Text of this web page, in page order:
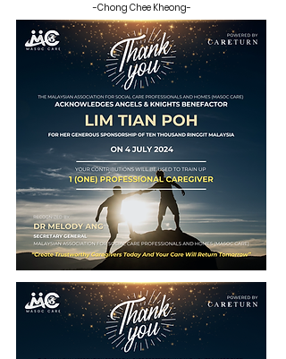
-Chong Chee Kheong-